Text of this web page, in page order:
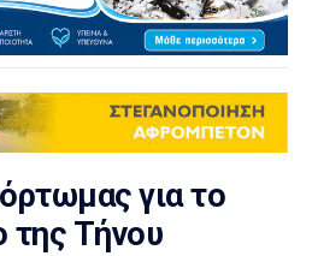
για το
της Τήνου